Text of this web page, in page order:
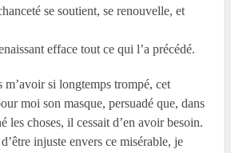
se soutient, se renouvelle, et
efface tout ce qui l’a précédé.
m’avoir si longtemps trompé, cet
moi son masque, persuadé que, dans
les choses, il cessait d’en avoir besoin.
injuste envers ce misérable, je